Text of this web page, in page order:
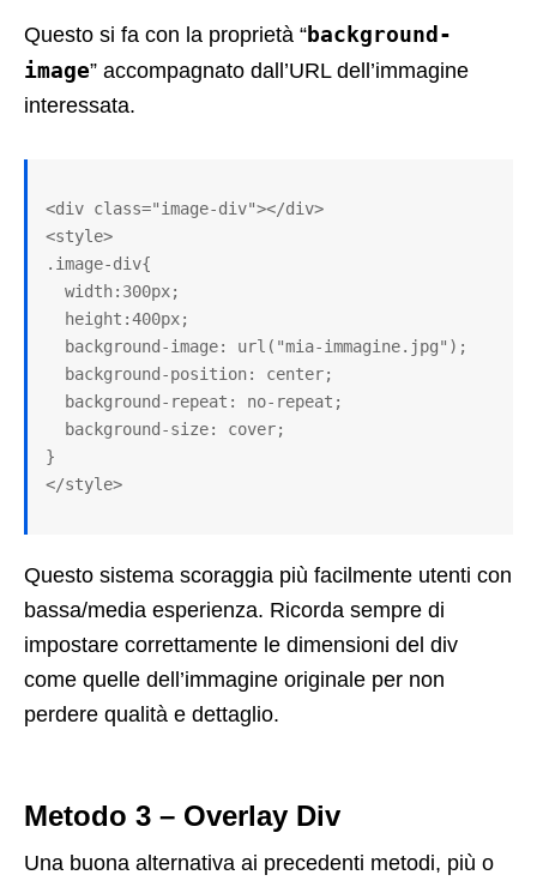
Questo si fa con la proprietà “background-
image” accompagnato dall’URL dell’immagine
interessata.
<div class="image-div"></div>
<style>
.image-div{
}
</style>
Questo sistema scoraggia più facilmente utenti con
bassa/media esperienza. Ricorda sempre di
impostare correttamente le dimensioni del div
come quelle dell’immagine originale per non
perdere qualità e dettaglio.
Metodo 3 – Overlay Div
Una buona alternativa ai precedenti metodi, più o